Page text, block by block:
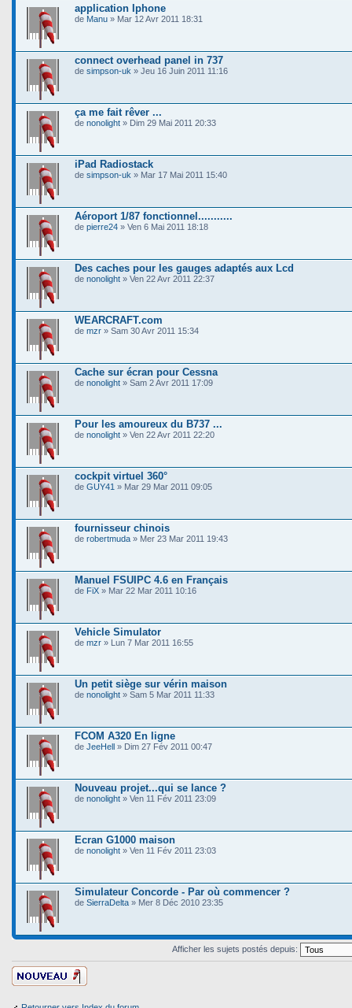
application Iphone
de Manu » Mar 12 Avr 2011 18:31
connect overhead panel in 737
de simpson-uk » Jeu 16 Juin 2011 11:16
ça me fait rêver ...
de nonolight » Dim 29 Mai 2011 20:33
iPad Radiostack
de simpson-uk » Mar 17 Mai 2011 15:40
Aéroport 1/87 fonctionnel...........
de pierre24 » Ven 6 Mai 2011 18:18
Des caches pour les gauges adaptés aux Lcd
de nonolight » Ven 22 Avr 2011 22:37
WEARCRAFT.com
de mzr » Sam 30 Avr 2011 15:34
Cache sur écran pour Cessna
de nonolight » Sam 2 Avr 2011 17:09
Pour les amoureux du B737 ...
de nonolight » Ven 22 Avr 2011 22:20
cockpit virtuel 360°
de GUY41 » Mar 29 Mar 2011 09:05
fournisseur chinois
de robertmuda » Mer 23 Mar 2011 19:43
Manuel FSUIPC 4.6 en Français
de FiX » Mar 22 Mar 2011 10:16
Vehicle Simulator
de mzr » Lun 7 Mar 2011 16:55
Un petit siège sur vérin maison
de nonolight » Sam 5 Mar 2011 11:33
FCOM A320 En ligne
de JeeHell » Dim 27 Fév 2011 00:47
Nouveau projet...qui se lance ?
de nonolight » Ven 11 Fév 2011 23:09
Ecran G1000 maison
de nonolight » Ven 11 Fév 2011 23:03
Simulateur Concorde - Par où commencer ?
de SierraDelta » Mer 8 Déc 2010 23:35
Afficher les sujets postés depuis:
Ecrire un nouveau
sujet